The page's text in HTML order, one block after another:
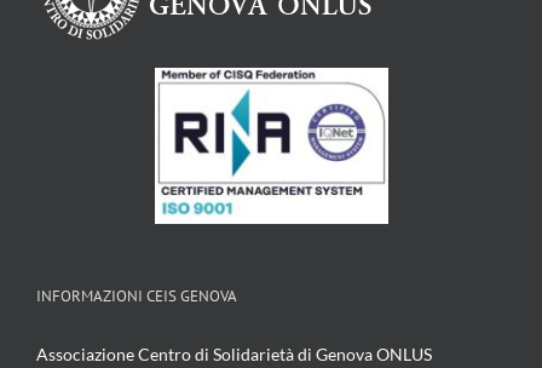
INFORMAZIONI CEIS GENOVA
Associazione Centro di Solidarietà di Genova ONLUS